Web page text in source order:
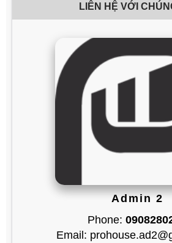
LIÊN HỆ VỚI
Admin 2
Phone:
Email: